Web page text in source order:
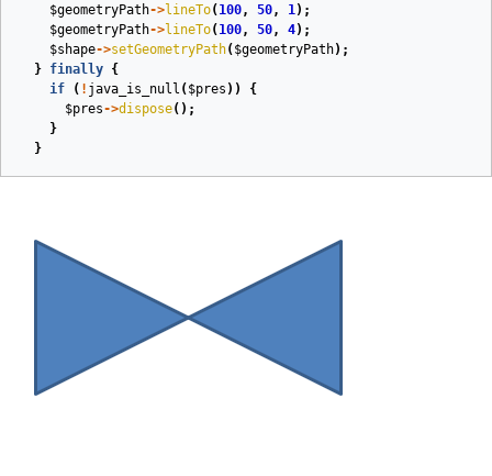
$geometryPath->lineTo( 100, 50, 1);
$geometryPath->lineTo( 100, 50, 4);
$shape->setGeometryPath( $geometryPath);
} finally {
if
( ! java_is_null ( $pres ))
{
$pres->dispose();
}
}